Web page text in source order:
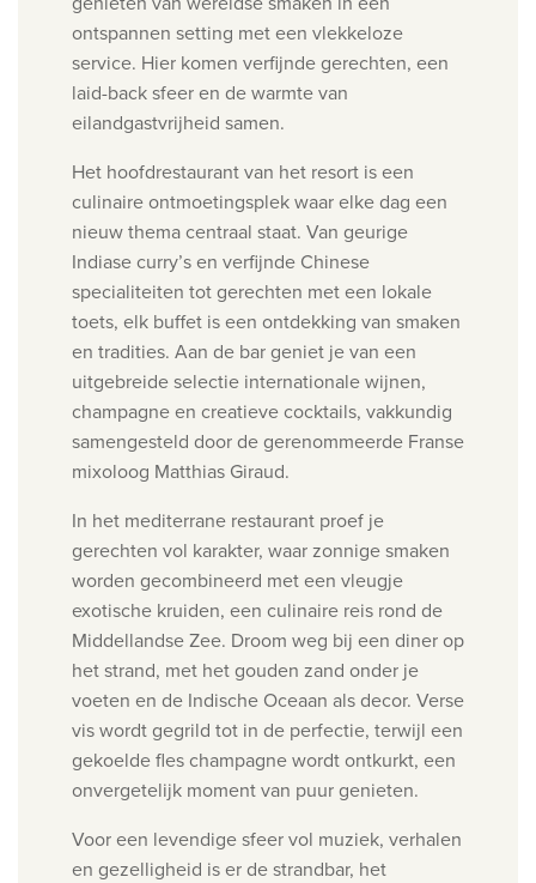
ontspannen setting met een vlekkeloze
service. Hier komen verfijnde gerechten, een
laid-back sfeer en de warmte van
eilandgastvrijheid samen.
Het hoofdrestaurant van het resort is een
culinaire ontmoetingsplek waar elke dag een
nieuw thema centraal staat. Van geurige
Indiase curry’s en verfijnde Chinese
specialiteiten tot gerechten met een lokale
toets, elk buffet is een ontdekking van smaken
en tradities. Aan de bar geniet je van een
uitgebreide selectie internationale wijnen,
champagne en creatieve cocktails, vakkundig
samengesteld door de gerenommeerde Franse
mixoloog Matthias Giraud.
In het mediterrane restaurant proef je
gerechten vol karakter, waar zonnige smaken
worden gecombineerd met een vleugje
exotische kruiden, een culinaire reis rond de
Middellandse Zee. Droom weg bij een diner op
het strand, met het gouden zand onder je
voeten en de Indische Oceaan als decor. Verse
vis wordt gegrild tot in de perfectie, terwijl een
gekoelde fles champagne wordt ontkurkt, een
onvergetelijk moment van puur genieten.
Voor een levendige sfeer vol muziek, verhalen
en gezelligheid is er de strandbar, het